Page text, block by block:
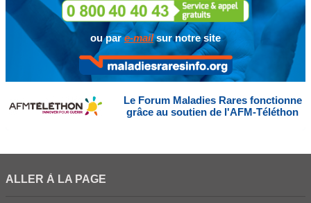
ou pare-mailsur notre site
Le Forum Maladies Rares fonctionne
grâce au soutien de l'AFM-Téléthon
ALLER À LA PAGE